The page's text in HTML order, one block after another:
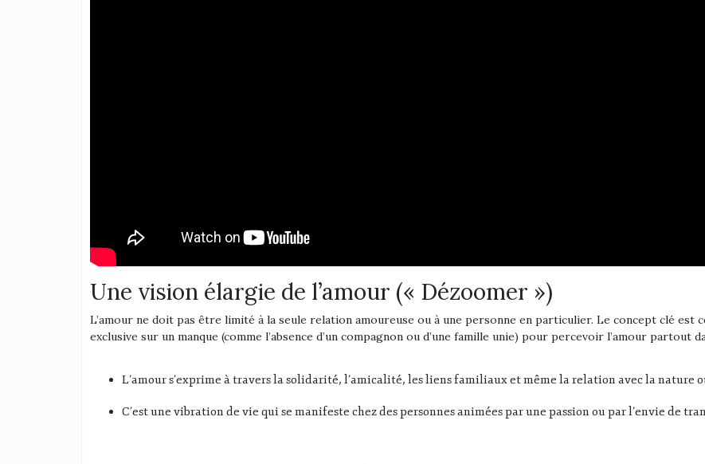
Une vision élargie de l’amour (« Dézoomer »)
L’amour ne doit pas être limité à la seule relation amoureuse ou à une personne en particulier. Le concept clé est
exclusive sur un manque (comme l’absence d’un compagnon ou d’une famille unie) pour percevoir l’amour partout
L’amour s’exprime à travers la solidarité, l’amicalité, les liens familiaux et même la relation avec la nature
C’est une vibration de vie qui se manifeste chez des personnes animées par une passion ou par l’envie de